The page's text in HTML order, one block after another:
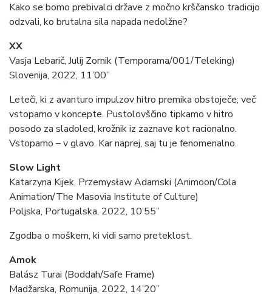
Kako se bomo prebivalci države z močno krščansko tradicijo
odzvali, ko brutalna sila napada nedolžne?
XX
Vasja Lebarič, Julij Zornik (Temporama/001/Teleking)
Slovenija, 2022, 11’00”
Leteči, ki z avanturo impulzov hitro premika obstoječe; več
vstopamo v koncepte. Pustolovščino tipkamo v hitro
posodo za sladoled, krožnik iz zaznave kot racionalno.
Vstopamo – v glavo. Kar naprej, saj tu je fenomenalno.
Slow Light
Katarzyna Kijek, Przemysław Adamski (Animoon/Cola
Animation/The Masovia Institute of Culture)
Poljska, Portugalska, 2022, 10’55”
Zgodba o moškem, ki vidi samo preteklost.
Amok
Balász Turai (Boddah/Safe Frame)
Madžarska, Romunija, 2022, 14’20”